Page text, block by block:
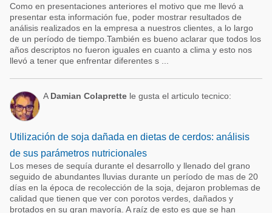
Como en presentaciones anteriores el motivo que me llevó a
presentar esta información fue, poder mostrar resultados de
análisis realizados en la empresa a nuestros clientes, a lo largo
de un período de tiempo.También es bueno aclarar que todos los
años descriptos no fueron iguales en cuanto a clima y esto nos
llevó a tener que enfrentar diferentes s ...
A Damian Colaprette le gusta el articulo tecnico:
Utilización de soja dañada en dietas de cerdos: análisis
de sus parámetros nutricionales
Los meses de sequía durante el desarrollo y llenado del grano
seguido de abundantes lluvias durante un período de mas de 20
días en la época de recolección de la soja, dejaron problemas de
calidad que tienen que ver con porotos verdes, dañados y
brotados en su gran mayoría. A raíz de esto es que se han